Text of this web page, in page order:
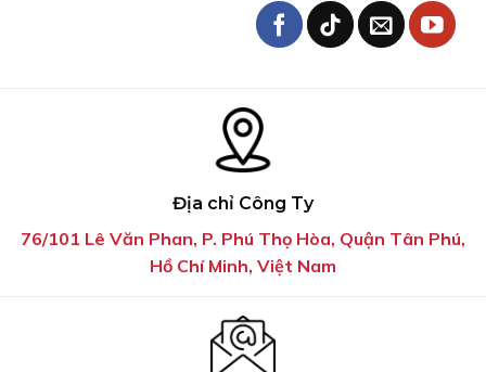
Địa chỉ Công Ty
76/101 Lê Văn Phan, P. Phú Thọ Hòa, Quận Tân Phú,
Hồ Chí Minh, Việt Nam